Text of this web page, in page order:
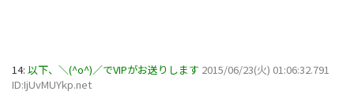
14: 以下、＼(^o^)／でVIPがお送りします 2015/06/23(火) 01:06:32.791
ID:IjUvMUYkp.net